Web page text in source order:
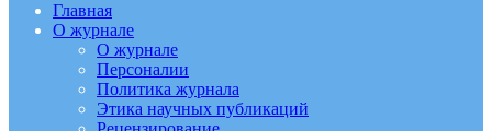
Главная
О журнале
О журнале
Персоналии
Политика журнала
Этика научных публикаций